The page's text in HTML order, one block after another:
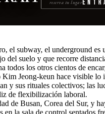
reserva tu lugar
el subway, el underground
del suelo y que recorre
todos los otros cientos de
Jeong-keun hace visible lo
y sus rituales colectivos; las
de flexibilización laboral.
de Busan, Corea del Sur, y
en la sala de control sentados